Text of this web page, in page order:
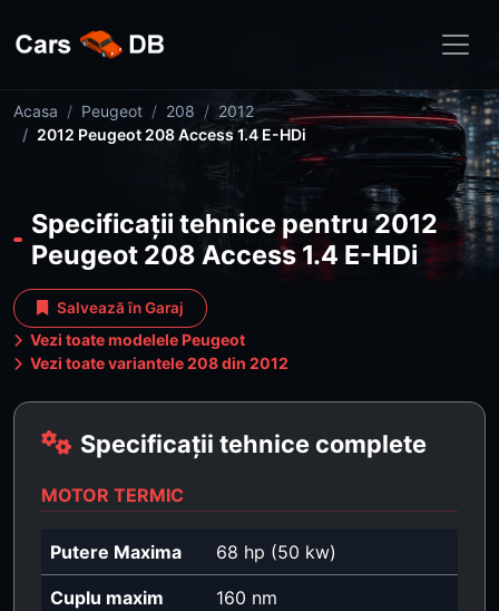
Acasa Peugeot 208
2012
2012 Peugeot 208 Access 1.4 E-HDi
Specificații tehnice pentru 2012
Peugeot 208 Access 1.4 E-HDi
Salvează în Garaj
Vezi toate modelele Peugeot
Vezi toate variantele 208 din 2012
Specificații tehnice complete
MOTOR TERMIC
Putere Maxima 68 hp (50 kw)
Cuplu maxim
160 nm